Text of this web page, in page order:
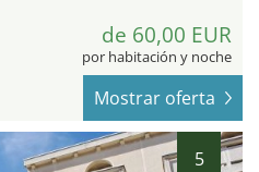
de 60,00 EUR
por habitación y noche
Mostrar oferta
5